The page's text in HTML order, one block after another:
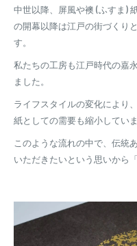
中世以降、屏風や襖 (ふすま)
の開幕以降は江戸の街づくり
す。
私たちの工房も江戸時代の嘉
ました。
ライフスタイルの変化により
紙としての需要も縮小していま
このような流れの中で、伝統
いただきたいという思いから